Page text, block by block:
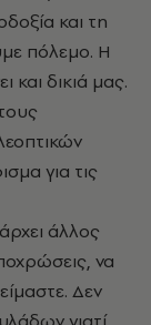
και τη
πόλεμο. H
και δικιά μας.
για τις
άλλος
να
Δεν